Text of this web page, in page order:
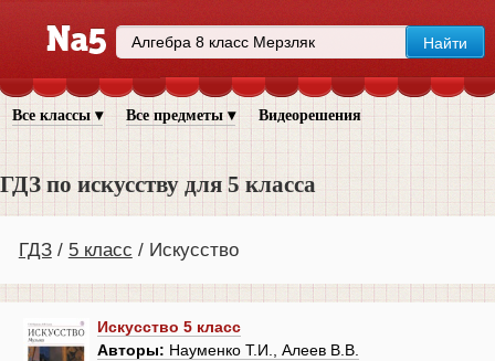
Все классы ▾ Все предметы ▾ Видеорешения
ГДЗ по искусству для 5 класса
ГДЗ 5 класс Искусство
Искусство 5 класс
Авторы: Науменко Т.И., Алеев В.В.